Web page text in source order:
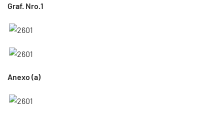
Graf. Nro.1
Anexo (a)